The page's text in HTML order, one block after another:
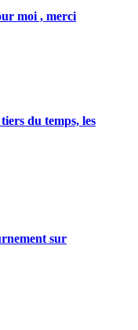
moi , merci
du temps, les
sur